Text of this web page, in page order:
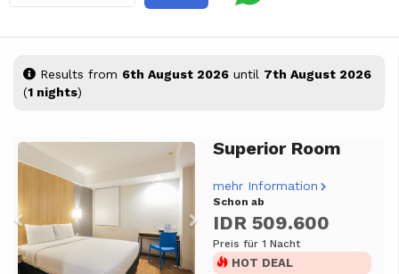
Results from 6th August 2026 until 7th August 2026
(1 nights)
Previous NextSuperior Room
mehr Information
Schon ab
IDR 509.600
Preis für 1 Nacht
HOT DEAL